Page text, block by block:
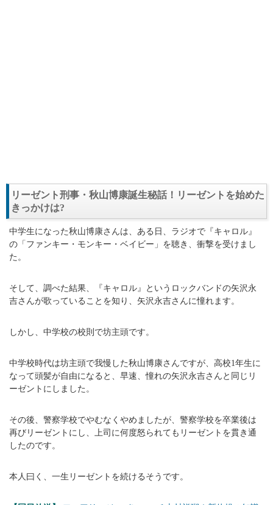
リーゼント刑事・秋山博康誕生秘話！リーゼントを始めた
きっかけは?
中学生になった秋山博康さんは、ある日、ラジオで『キャロル』
の「ファンキー・モンキー・ベイビー」を聴き、衝撃を受けまし
た。
そして、調べた結果、『キャロル』というロックバンドの矢沢永
吉さんが歌っていることを知り、矢沢永吉さんに憧れます。
しかし、中学校の校則で坊主頭です。
中学校時代は坊主頭で我慢した秋山博康さんですが、高校1年生に
なって頭髪が自由になると、早速、憧れの矢沢永吉さんと同じリ
ーゼントにしました。
その後、警察学校でやむなくやめましたが、警察学校を卒業後は
再びリーゼントにし、上司に何度怒られてもリーゼントを貫き通
したのです。
本人曰く、一生リーゼントを続けるそうです。